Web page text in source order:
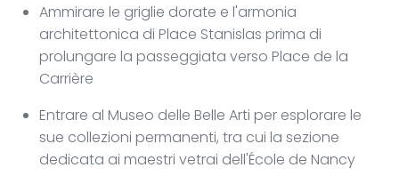
Ammirare le griglie dorate e l'armonia
architettonica di Place Stanislas prima di
prolungare la passeggiata verso Place de la
Carrière
Entrare al Museo delle Belle Arti per esplorare le
sue collezioni permanenti, tra cui la sezione
dedicata ai maestri vetrai dell'École de Nancy